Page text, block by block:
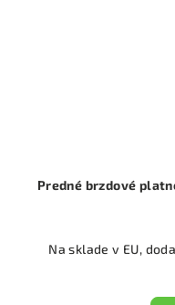
Predné brzdové
Na sklade v EU,